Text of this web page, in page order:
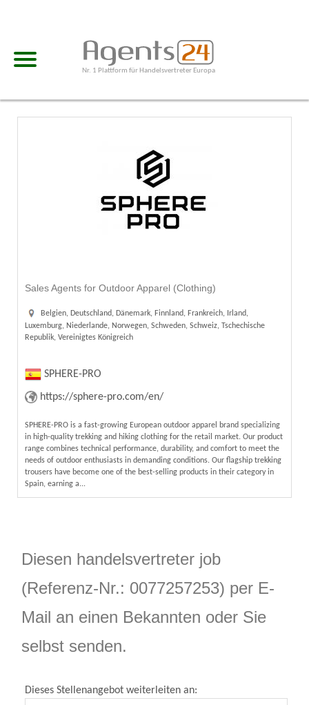
Nr. 1 Plattform für Handelsvertreter Europa
Sales Agents for Outdoor Apparel (Clothing)
Belgien, Deutschland, Dänemark, Finnland, Frankreich, Irland,
Luxemburg, Niederlande, Norwegen, Schweden, Schweiz, Tschechische
Republik, Vereinigtes Königreich
SPHERE-PRO
https://sphere-pro.com/en/
SPHERE-PRO is a fast-growing European outdoor apparel brand specializing
in high-quality trekking and hiking clothing for the retail market. Our product
range combines technical performance, durability, and comfort to meet the
needs of outdoor enthusiasts in demanding conditions. Our flagship trekking
trousers have become one of the best-selling products in their category in
Spain, earning a...
Diesen handelsvertreter job
(Referenz-Nr.: 0077257253) per E-
Mail an einen Bekannten oder Sie
selbst senden.
Dieses Stellenangebot weiterleiten an: